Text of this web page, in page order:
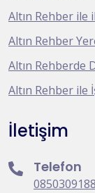
Altın Rehber ile
Altın Rehber
Altın Rehberde
Altın Rehber ile
İletişim
Telefon